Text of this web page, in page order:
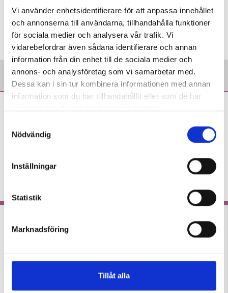
Vi använder enhetsidentifierare för att anpassa innehållet
och annonserna till användarna, tillhandahålla funktioner
för sociala medier och analysera vår trafik. Vi
vidarebefordrar även sådana identifierare och annan
information från din enhet till de sociala medier och
annons- och analysföretag som vi samarbetar med.
Dessa kan i sin tur kombinera informationen med annan
information som du har tillhandahållit eller som de har
Nödvändig
Inställningar
Statistik
Marknadsföring
Tillåt alla
Taggar: Läsinlärning
driver undervisningen
KRÖNIKALäraren om hur man redan på
läsningen ny mening
Tre lärare om hur de